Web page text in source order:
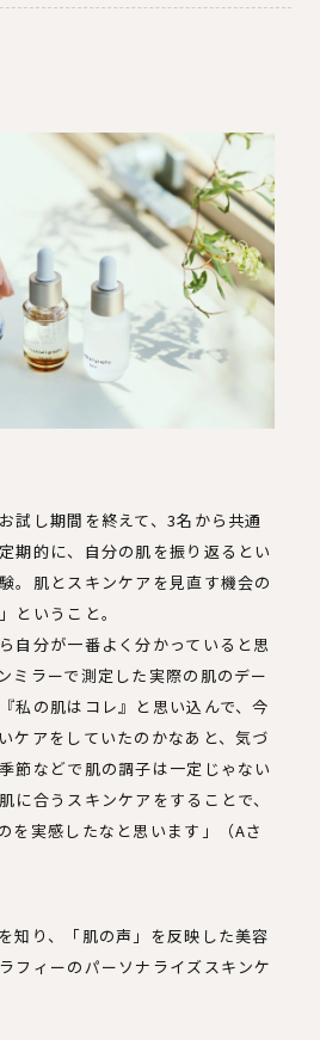
試し期間を終えて、3名から共通
期的に、自分の肌を振り返るとい
。肌とスキンケアを見直す機会の
ということ。
自分が一番よく分かっていると思
ミラーで測定した実際の肌のデー
私の肌はコレ』と思い込んで、今
ケアをしていたのかなあと、気づ
節などで肌の調子は一定じゃない
に合うスキンケアをすることで、
を実感したなと思います」（Aさ
知り、「肌の声」を反映した美容
フィーのパーソナライズスキンケ